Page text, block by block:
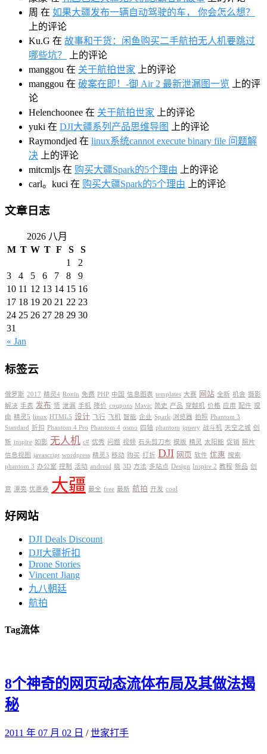
周 在 如果大疆发布一辆自动驾驶的车， 你会怎么想？
上的评论
Ku.G 在 故事和干货：闲鱼购买二手航拍无人机要跳过
哪些坑？
上的评论
manggou 在 关于航拍世家 上的评论
manggou 在 破案在即！-御 Air 2 最新泄漏图一览 上的评
论
Helenchoonee 在 关于航拍世家 上的评论
yuki 在 DJI大疆系列产品思维导图
上的评论
Raymondjed 在 linux系统cannot execute binary file 问题解
决 上的评论
mitcmljs 在 购买大疆Spark的5个理由 上的评论
carl。kuci 在 购买大疆Spark的5个理由 上的评论
文章日志
2026 八月
M T W T F S S
« Jan
1
2
3
4 5 6 7 8
9
10 11 12 13 14 15 16
17 18 19 20 21 22 23
24 25 26 27 28 29 30
31
标签云
俄罗斯 2017 精灵4 Ronin 免费 PHP 中国 信息图表 templates 大赛 网站 全新 机会 摄影
解决 手表 发布 悟 泄漏 手机 降价 coupons Mavic 简史 产品 穿越机 价格 应用 配件 理
由 精灵5 linux HTML5 设计 飞行 飞机 智能 企业 Spark 浏览器 拍照 Phantom 3
Standard 折扣 Phantom 4 Pro Phantom 4 osmo 四轴 phantom jquery 战斗机 天空之城 创
新 inspire 如影 无人机 c# 优秀 问题 视频 石头剪刀布 模版 精灵 太阳能 促销 照片
信息视图 javascript wordpress 精灵3 移动 购买 打折 DJI 网页 软件 优惠 搜索
phantom 3 办公室 控制 活动 android 晓 3D 方法 多站点 Design Inspire 2 教程 新品 创
意 漂亮 优惠券 大疆 最全 free 最新 航拍 开发 cool
好网站
DJI Deals Discount
DJI大疆折扣
Drone Stories
Vincent Jiang
九八朝廷
航拍
Tag流体
8个神奇的网页动态流体布局及其做法揭
秘
2011 年 07 月 02 日 /世家打手